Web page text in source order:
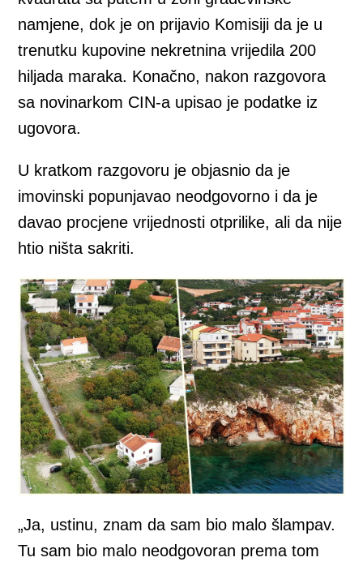
namjene, dok je on prijavio Komisiji da je u
trenutku kupovine nekretnina vrijedila 200
hiljada maraka. Konačno, nakon razgovora
sa novinarkom CIN-a upisao je podatke iz
ugovora.
U kratkom razgovoru je objasnio da je
imovinski popunjavao neodgovorno i da je
davao procjene vrijednosti otprilike, ali da nije
htio ništa sakriti.
„Ja, ustinu, znam da sam bio malo šlampav.
Tu sam bio malo neodgovoran prema tom